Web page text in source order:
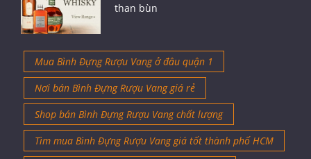
than bùn
Mua Bình Đựng Rượu Vang ở đâu quận 1
Nơi bán Bình Đựng Rượu Vang giá rẻ
Shop bán Bình Đựng Rượu Vang chất lượng
Tìm mua Bình Đựng Rượu Vang giá tốt thành phố HCM